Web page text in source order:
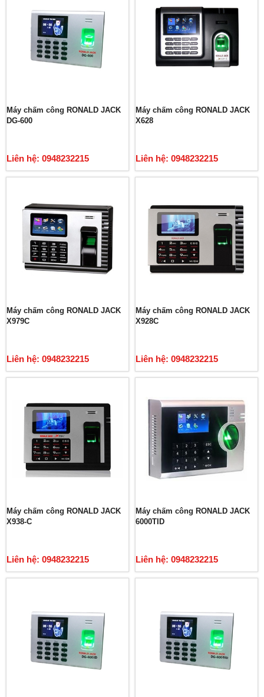
Máy chấm công RONALD JACK
DG-600
Liên hệ: 0948232215
Máy chấm công RONALD JACK
X628
Liên hệ: 0948232215
Máy chấm công RONALD JACK
X979C
Liên hệ: 0948232215
Máy chấm công RONALD JACK
X928C
Liên hệ: 0948232215
Máy chấm công RONALD JACK
X938-C
Liên hệ: 0948232215
Máy chấm công RONALD JACK
6000TID
Liên hệ: 0948232215